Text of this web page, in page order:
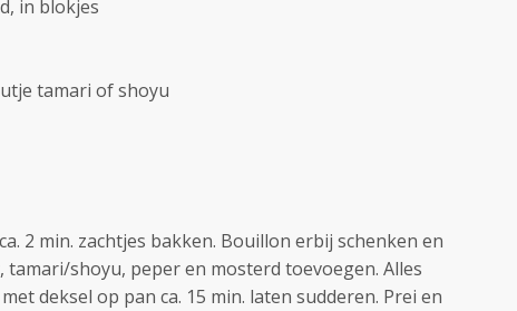
in blokjes
tamari of shoyu
2 min. zachtjes bakken. Bouillon erbij schenken en
shoyu, peper en mosterd toevoegen. Alles
deksel op pan ca. 15 min. laten sudderen. Prei en